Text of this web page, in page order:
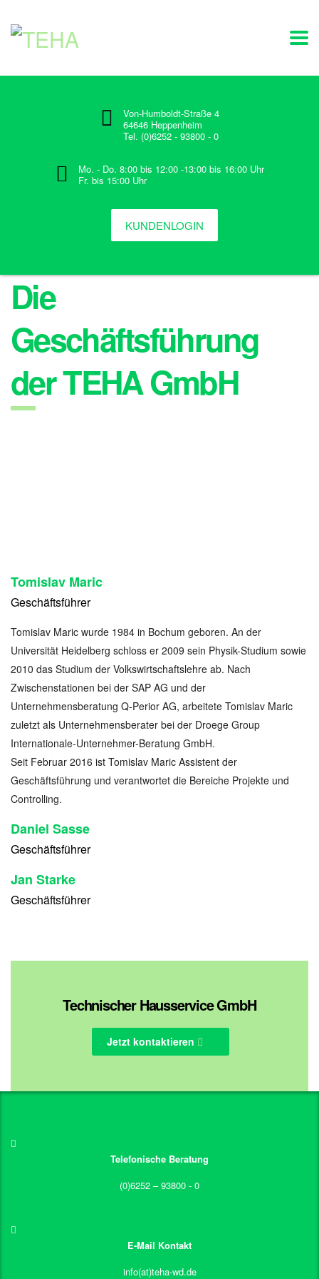
Von-Humboldt-Straße 4
64646 Heppenheim
Tel. (0)6252 - 93800 - 0
Mo. - Do. 8:00 bis 12:00 -13:00 bis 16:00 Uhr
Fr. bis 15:00 Uhr
KUNDENLOGIN
Die
Geschäftsführung
der TEHA GmbH
Tomislav Maric
Geschäftsführer
Tomislav Maric wurde 1984 in Bochum geboren. An der
Universität Heidelberg schloss er 2009 sein Physik-Studium sowie
2010 das Studium der Volkswirtschaftslehre ab. Nach
Zwischenstationen bei der SAP AG und der
Unternehmensberatung Q-Perior AG, arbeitete Tomislav Maric
zuletzt als Unternehmensberater bei der Droege Group
Internationale-Unternehmer-Beratung GmbH.
Seit Februar 2016 ist Tomislav Maric Assistent der
Geschäftsführung und verantwortet die Bereiche Projekte und
Controlling.
Daniel Sasse
Geschäftsführer
Jan Starke
Geschäftsführer
Technischer Hausservice GmbH
Jetzt kontaktieren
Telefonische Beratung
(0)6252 – 93800 - 0
E-Mail Kontakt
info(at)teha-wd.de